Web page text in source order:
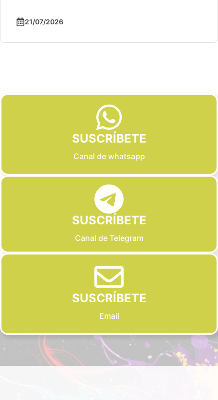
21/07/2026
SUSCRÍBETE
Canal de whatsapp
SUSCRÍBETE
Canal de Telegram
SUSCRÍBETE
Email